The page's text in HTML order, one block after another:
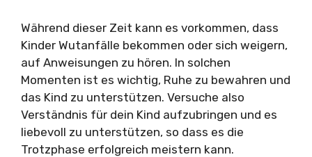
Während dieser Zeit kann es vorkommen, dass
Kinder Wutanfälle bekommen oder sich weigern,
auf Anweisungen zu hören. In solchen
Momenten ist es wichtig, Ruhe zu bewahren und
das Kind zu unterstützen. Versuche also
Verständnis für dein Kind aufzubringen und es
liebevoll zu unterstützen, so dass es die
Trotzphase erfolgreich meistern kann.